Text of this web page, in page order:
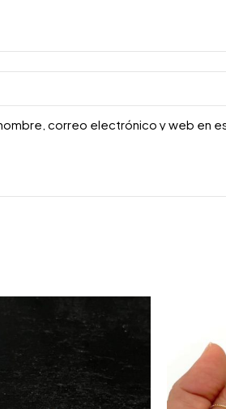
correo electrónico y web en